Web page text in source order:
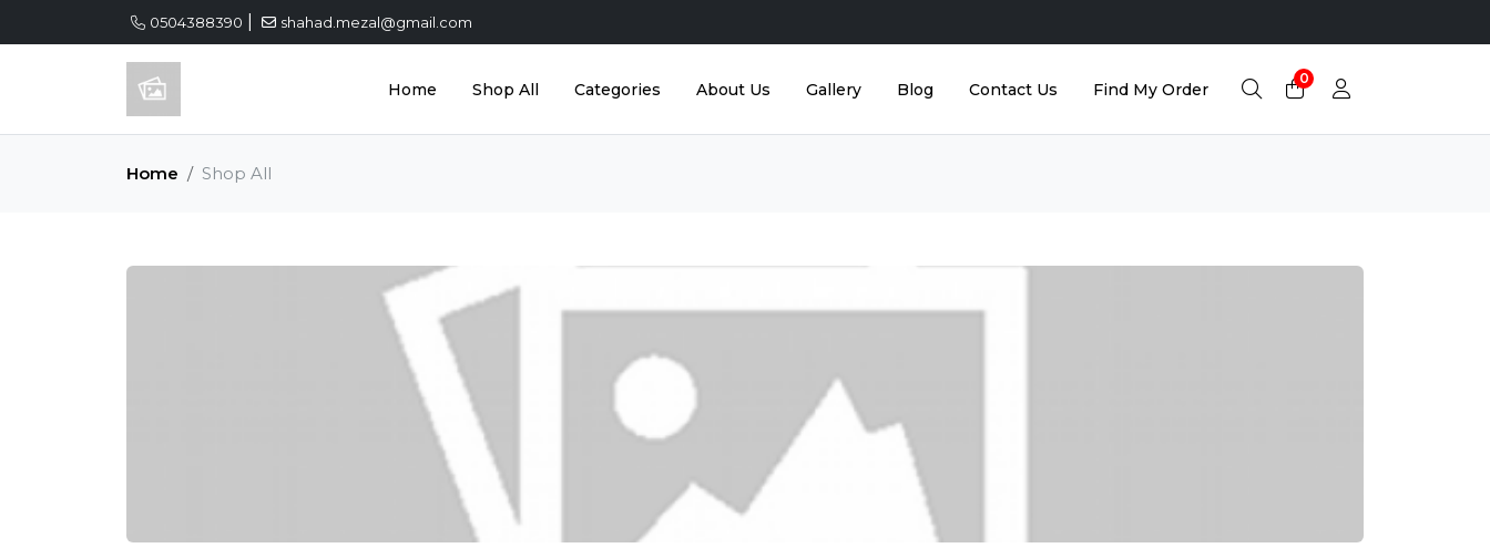
0504388390 shahad.mezal@gmail.com
Home Shop All Categories About Us Gallery Blog Contact Us Find My Order
0
Home Shop All